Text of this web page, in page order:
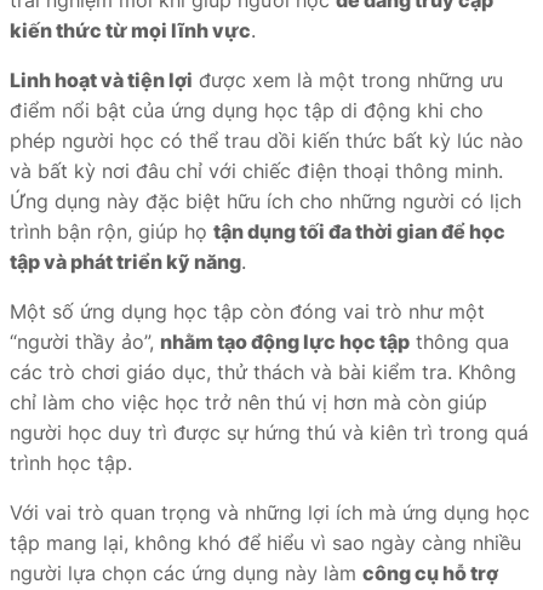
kiến thức từ mọi lĩnh vực.
Linh hoạt và tiện lợi được xem là một trong những ưu
điểm nổi bật của ứng dụng học tập di động khi cho
phép người học có thể trau dồi kiến thức bất kỳ lúc nào
và bất kỳ nơi đâu chỉ với chiếc điện thoại thông minh.
Ứng dụng này đặc biệt hữu ích cho những người có lịch
trình bận rộn, giúp họ tận dụng tối đa thời gian để học
tập và phát triển kỹ năng.
Một số ứng dụng học tập còn đóng vai trò như một
“người thầy ảo”, nhằm tạo động lực học tập thông qua
các trò chơi giáo dục, thử thách và bài kiểm tra. Không
chỉ làm cho việc học trở nên thú vị hơn mà còn giúp
người học duy trì được sự hứng thú và kiên trì trong quá
trình học tập.
Với vai trò quan trọng và những lợi ích mà ứng dụng học
tập mang lại, không khó để hiểu vì sao ngày càng nhiều
người lựa chọn các ứng dụng này làm công cụ hỗ trợ